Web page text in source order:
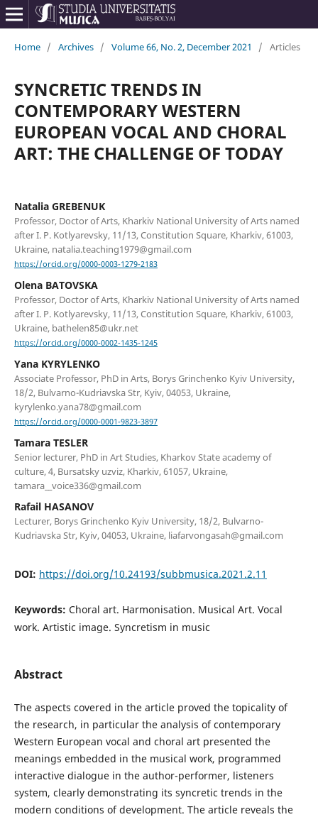
Home / Archives / Volume 66, No. 2, December 2021 / Articles
SYNCRETIC TRENDS IN
CONTEMPORARY WESTERN
EUROPEAN VOCAL AND CHORAL
ART: THE CHALLENGE OF TODAY
Natalia GREBENUK
Professor, Doctor of Arts, Kharkiv National University of Arts named
after I. P. Kotlyarevsky, 11/13, Constitution Square, Kharkiv, 61003,
Ukraine, natalia.teaching1979@gmail.com
https://orcid.org/0000-0003-1279-2183
Olena BATOVSKA
Professor, Doctor of Arts, Kharkiv National University of Arts named
after I. P. Kotlyarevsky, 11/13, Constitution Square, Kharkiv, 61003,
Ukraine, bathelen85@ukr.net
https://orcid.org/0000-0002-1435-1245
Yana KYRYLENKO
Associate Professor, PhD in Arts, Borys Grinchenko Kyiv University,
18/2, Bulvarno-Kudriavska Str, Kyiv, 04053, Ukraine,
kyrylenko.yana78@gmail.com
https://orcid.org/0000-0001-9823-3897
Tamara TESLER
Senior lecturer, PhD in Art Studies, Kharkov State academy of
culture, 4, Bursatsky uzviz, Kharkiv, 61057, Ukraine,
tamara__voice336@gmail.com
Rafail HASANOV
Lecturer, Borys Grinchenko Kyiv University, 18/2, Bulvarno-
Kudriavska Str, Kyiv, 04053, Ukraine, liafarvongasah@gmail.com
DOI: https://doi.org/10.24193/subbmusica.2021.2.11
Keywords: Choral art. Harmonisation. Musical Art. Vocal
work. Artistic image. Syncretism in music
Abstract
The aspects covered in the article proved the topicality of
the research, in particular the analysis of contemporary
Western European vocal and choral art presented the
meanings embedded in the musical work, programmed
interactive dialogue in the author-performer, listeners
system, clearly demonstrating its syncretic trends in the
modern conditions of development. The article reveals the